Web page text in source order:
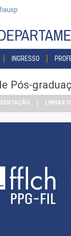
INGRESSO
Pós-
LINHAS